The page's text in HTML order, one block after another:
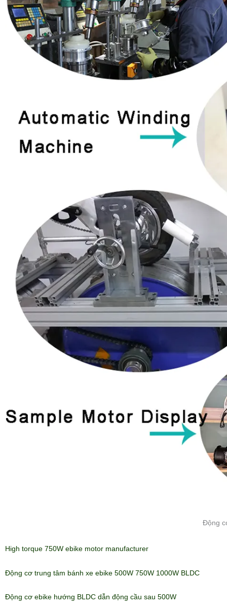
Động
High torque 750W ebike motor manufacturer
Động cơ trung tâm bánh xe ebike 500W 750W 1000W BLDC
Động cơ ebike hướng BLDC dẫn động cầu sau 500W